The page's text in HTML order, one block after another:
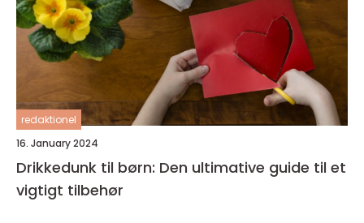
redaktionel
16. January 2024
Drikkedunk til børn: Den ultimative guide til et
vigtigt tilbehør